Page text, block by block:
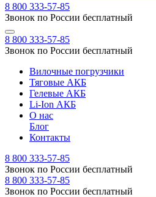
8 800 333-57-85
Звонок по России бесплатный
8 800 333-57-85
Звонок по России бесплатный
Вилочные погрузчики
Тяговые АКБ
Гелевые АКБ
Li-Ion АКБ
О нас
Блог
Контакты
8 800 333-57-85
Звонок по России бесплатный
8 800 333-57-85
Звонок по России бесплатный